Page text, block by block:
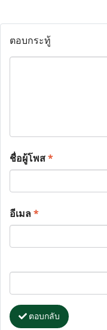
ตอบกระทู้
ชื่อผู้โพส*
อีเมล*
ตอบกลับ